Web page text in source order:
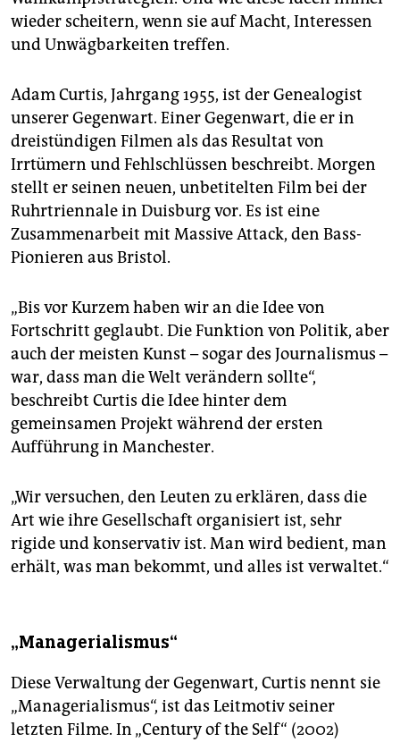
wieder scheitern, wenn sie auf Macht, Interessen
und Unwägbarkeiten treffen.
Adam Curtis, Jahrgang 1955, ist der Genealogist
unserer Gegenwart. Einer Gegenwart, die er in
dreistündigen Filmen als das Resultat von
Irrtümern und Fehlschlüssen beschreibt. Morgen
stellt er seinen neuen, unbetitelten Film bei der
Ruhrtriennale in Duisburg vor. Es ist eine
Zusammenarbeit mit Massive Attack, den Bass-
Pionieren aus Bristol.
„Bis vor Kurzem haben wir an die Idee von
Fortschritt geglaubt. Die Funktion von Politik, aber
auch der meisten Kunst – sogar des Journalismus –
war, dass man die Welt verändern sollte“,
beschreibt Curtis die Idee hinter dem
gemeinsamen Projekt während der ersten
Aufführung in Manchester.
„Wir versuchen, den Leuten zu erklären, dass die
Art wie ihre Gesellschaft organisiert ist, sehr
rigide und konservativ ist. Man wird bedient, man
erhält, was man bekommt, und alles ist verwaltet.“
„Managerialismus“
Diese Verwaltung der Gegenwart, Curtis nennt sie
„Managerialismus“, ist das Leitmotiv seiner
letzten Filme. In „Century of the Self“ (2002)